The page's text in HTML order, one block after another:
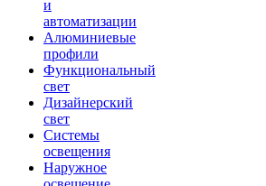
и
автоматизации
Алюминиевые
профили
Функциональный
свет
Дизайнерский
свет
Системы
освещения
Наружное